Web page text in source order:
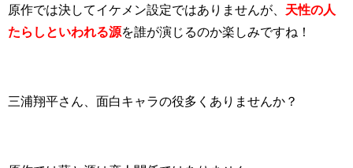
原作では決してイケメン設定ではありませんが、 天性の人
たらしといわれる源を誰が演じるのか楽しみですね！
三浦翔平さん、面白キャラの役多くありませんか？